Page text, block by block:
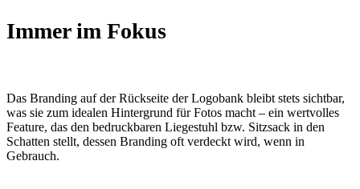
Immer im Fokus
Das Branding auf der Rückseite der Logobank bleibt stets sichtbar,
was sie zum idealen Hintergrund für Fotos macht – ein wertvolles
Feature, das den bedruckbaren Liegestuhl bzw. Sitzsack in den
Schatten stellt, dessen Branding oft verdeckt wird, wenn in
Gebrauch.